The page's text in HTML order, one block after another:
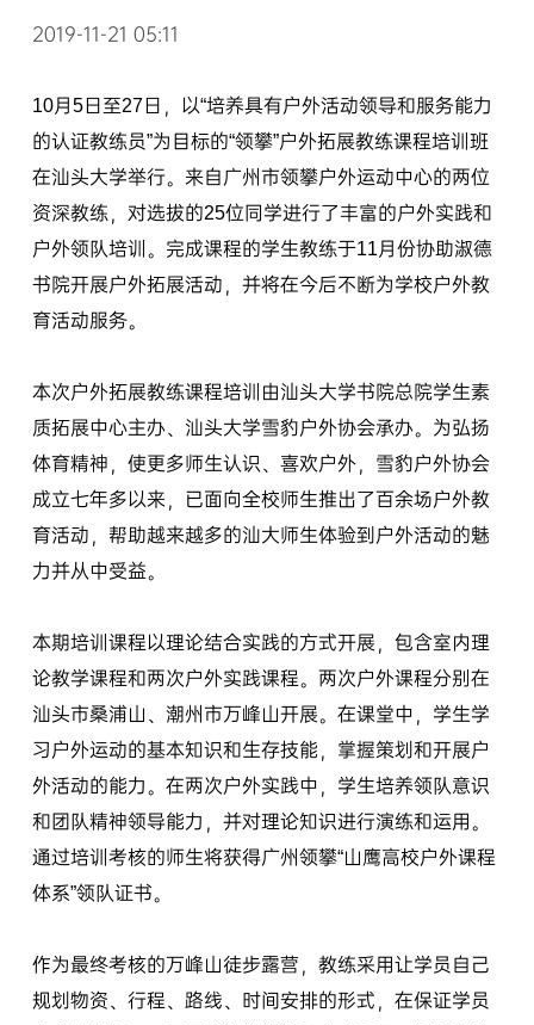
2019-11-21 05:11
10月5日至27日，以“培养具有户外活动领导和服务能力
的认证教练员”为目标的“领攀”户外拓展教练课程培训班
在汕头大学举行。来自广州市领攀户外运动中心的两位
资深教练，对选拔的25位同学进行了丰富的户外实践和
户外领队培训。完成课程的学生教练于11月份协助淑德
书院开展户外拓展活动，并将在今后不断为学校户外教
育活动服务。
本次户外拓展教练课程培训由汕头大学书院总院学生素
质拓展中心主办、汕头大学雪豹户外协会承办。为弘扬
体育精神，使更多师生认识、喜欢户外，雪豹户外协会
成立七年多以来，已面向全校师生推出了百余场户外教
育活动，帮助越来越多的汕大师生体验到户外活动的魅
力并从中受益。
本期培训课程以理论结合实践的方式开展，包含室内理
论教学课程和两次户外实践课程。两次户外课程分别在
汕头市桑浦山、潮州市万峰山开展。在课堂中，学生学
习户外运动的基本知识和生存技能，掌握策划和开展户
外活动的能力。在两次户外实践中，学生培养领队意识
和团队精神领导能力，并对理论知识进行演练和运用。
通过培训考核的师生将获得广州领攀“山鹰高校户外课程
体系”领队证书。
作为最终考核的万峰山徒步露营，教练采用让学员自己
规划物资、行程、路线、时间安排的形式，在保证学员